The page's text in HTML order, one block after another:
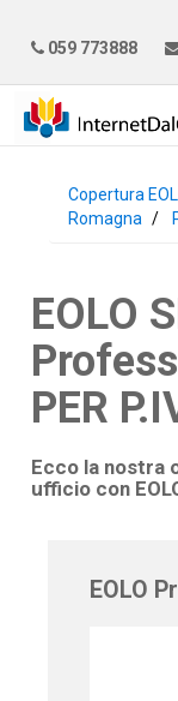
059 773888
Copertura
Romagna
EOLO
PER
Ecco la nostra
ufficio con
EOLO